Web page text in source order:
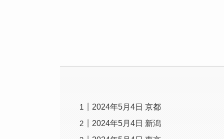
2024年5月4日 京都
2024年5月4日 新潟